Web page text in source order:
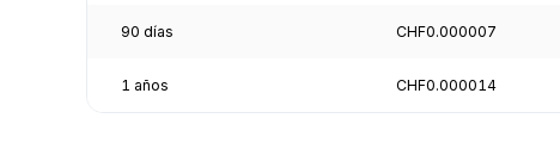
90 días CHF0.000007
1 años CHF0.000014